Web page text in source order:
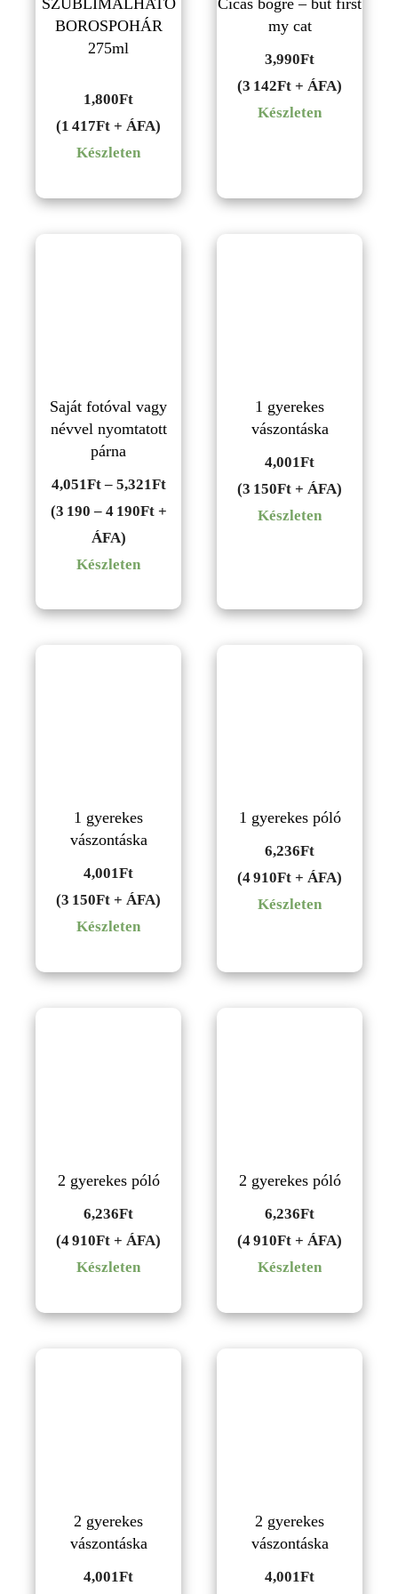
SZUBLIMÁLHATÓ
BOROSPOHÁR
275ml
1,800Ft
(1 417Ft + ÁFA)
Készleten
Cicás bögre – but first
my cat
3,990Ft
(3 142Ft + ÁFA)
Készleten
Saját fotóval vagy
névvel nyomtatott
párna
4,051Ft – 5,321FtÁrtartomány:
4,051Ft
(3 190 – 4 190Ft +
ÁFA)
Készleten
1 gyerekes
vászontáska
4,001Ft
(3 150Ft + ÁFA)
Készleten
1 gyerekes
vászontáska
4,001Ft
(3 150Ft + ÁFA)
Készleten
1 gyerekes póló
6,236Ft
(4 910Ft + ÁFA)
Készleten
2 gyerekes póló
6,236Ft
(4 910Ft + ÁFA)
Készleten
2 gyerekes póló
6,236Ft
(4 910Ft + ÁFA)
Készleten
2 gyerekes
vászontáska
4,001Ft
2 gyerekes
vászontáska
4,001Ft